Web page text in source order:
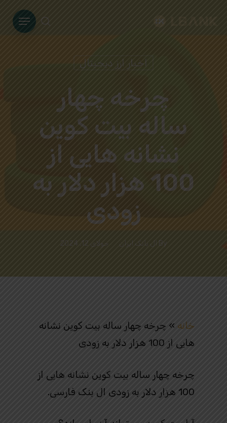
Menu
اخبار ارز دیجیتال
چرخه چهار
ساله بیت کوین
نشانه هایی از
100 هزار دلار به
زودی
By ال بانک ایران جولای 12, 2024
خانه » چرخه چهار ساله بیت کوین نشانه
هایی از 100 هزار دلار به زودی
چرخه چهار ساله بیت کوین نشانه هایی از
100 هزار دلار به زودی ال بنک فارسی.